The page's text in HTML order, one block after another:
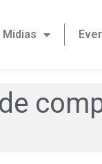
Midias